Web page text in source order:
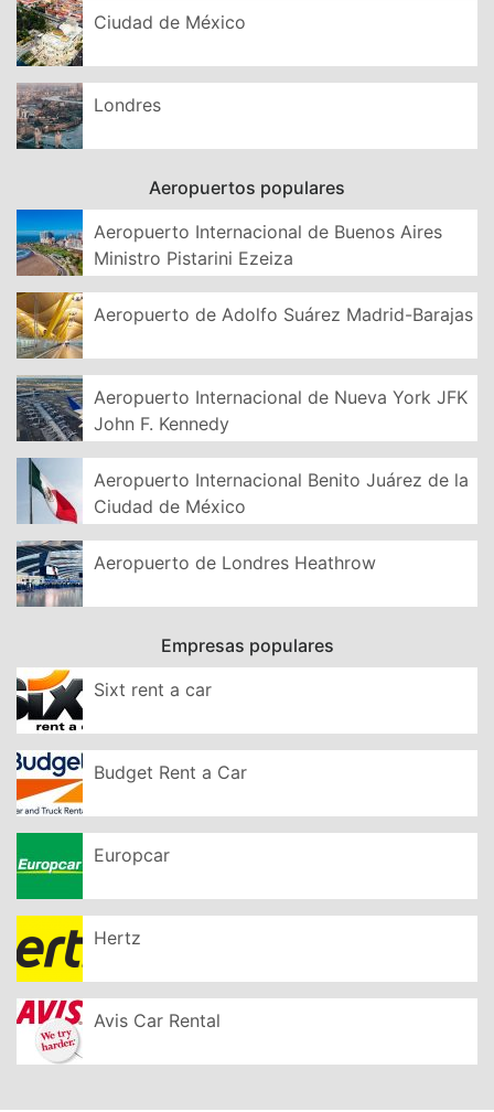
Ciudad de México
Londres
Aeropuertos populares
Aeropuerto Internacional de Buenos Aires
Ministro Pistarini Ezeiza
Aeropuerto de Adolfo Suárez Madrid-Barajas
Aeropuerto Internacional de Nueva York JFK
John F. Kennedy
Aeropuerto Internacional Benito Juárez de la
Ciudad de México
Aeropuerto de Londres Heathrow
Empresas populares
Sixt rent a car
Budget Rent a Car
Europcar
Hertz
Avis Car Rental